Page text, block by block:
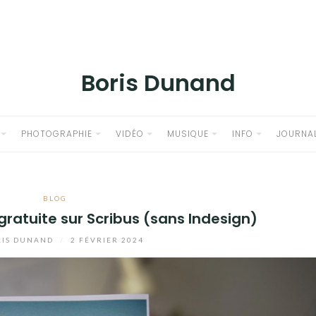
Boris Dunand
PHOTOGRAPHIE VIDÉO MUSIQUE INFO
BLOG
sur Scribus (sans Indesign)
DUNAND 2 FÉVRIER 2024